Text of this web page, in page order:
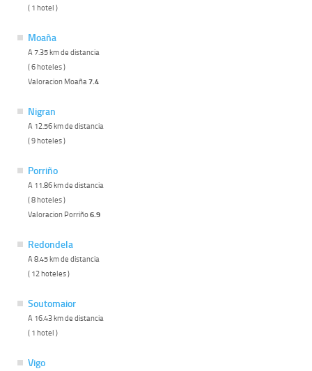
( 1 hotel )
Moaña
A 7.35 km de distancia
( 6 hoteles )
Valoracion Moaña7.4
Nigran
A 12.56 km de distancia
( 9 hoteles )
Porriño
A 11.86 km de distancia
( 8 hoteles )
Valoracion Porriño6.9
Redondela
A 8.45 km de distancia
( 12 hoteles )
Soutomaior
A 16.43 km de distancia
( 1 hotel )
Vigo